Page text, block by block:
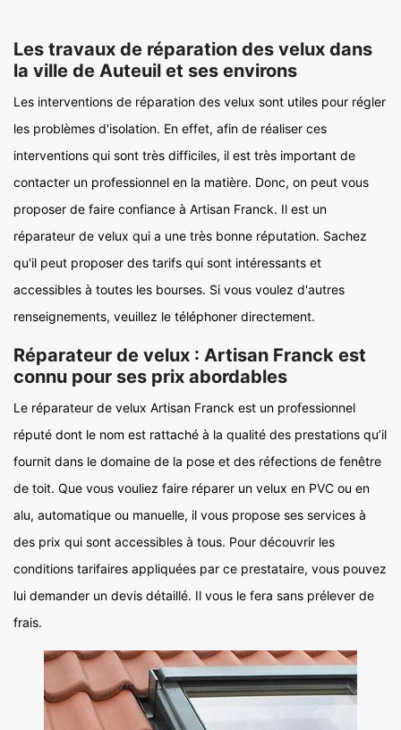
Les travaux de réparation des velux dans
la ville de Auteuil et ses environs
Les interventions de réparation des velux sont utiles pour régler
les problèmes d'isolation. En effet, afin de réaliser ces
interventions qui sont très difficiles, il est très important de
contacter un professionnel en la matière. Donc, on peut vous
proposer de faire confiance à Artisan Franck. Il est un
réparateur de velux qui a une très bonne réputation. Sachez
qu'il peut proposer des tarifs qui sont intéressants et
accessibles à toutes les bourses. Si vous voulez d'autres
renseignements, veuillez le téléphoner directement.
Réparateur de velux : Artisan Franck est
connu pour ses prix abordables
Le réparateur de velux Artisan Franck est un professionnel
réputé dont le nom est rattaché à la qualité des prestations qu’il
fournit dans le domaine de la pose et des réfections de fenêtre
de toit. Que vous vouliez faire réparer un velux en PVC ou en
alu, automatique ou manuelle, il vous propose ses services à
des prix qui sont accessibles à tous. Pour découvrir les
conditions tarifaires appliquées par ce prestataire, vous pouvez
lui demander un devis détaillé. Il vous le fera sans prélever de
frais.